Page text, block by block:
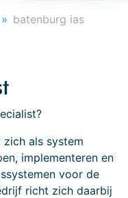
batenburg ias
als system
implementeren en
voor de
richt zich daarbij